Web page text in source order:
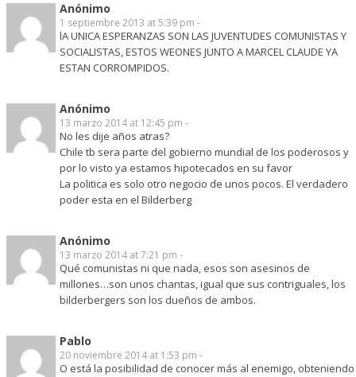
Anónimo
1 septiembre 2013 at 5:39 pm -
lA UNICA ESPERANZAS SON LAS JUVENTUDES COMUNISTAS Y
SOCIALISTAS, ESTOS WEONES JUNTO A MARCEL CLAUDE YA
ESTAN CORROMPIDOS.
Anónimo
13 marzo 2014 at 12:45 pm -
No les dije años atras?
Chile tb sera parte del gobierno mundial de los poderosos y
por lo visto ya estamos hipotecados en su favor
La politica es solo otro negocio de unos pocos. El verdadero
poder esta en el Bilderberg
Anónimo
13 marzo 2014 at 7:21 pm -
Qué comunistas ni que nada, esos son asesinos de
millones…son unos chantas, igual que sus contriguales, los
bilderbergers son los dueños de ambos.
Pablo
20 noviembre 2014 at 1:53 pm -
O está la posibilidad de conocer más al enemigo, obteniendo